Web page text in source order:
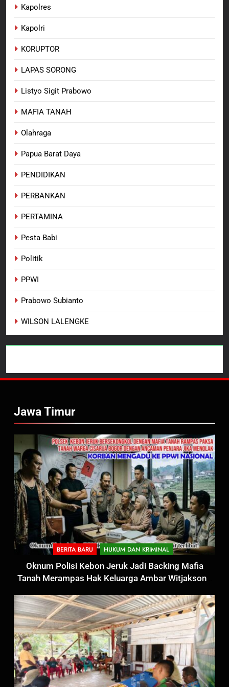
Kapolres
Kapolri
KORUPTOR
LAPAS SORONG
Listyo Sigit Prabowo
MAFIA TANAH
Olahraga
Papua Barat Daya
PENDIDIKAN
PERBANKAN
PERTAMINA
Pesta Babi
Politik
PPWI
Prabowo Subianto
WILSON LALENGKE
Jawa Timur
BERITA BARU HUKUM DAN KRIMINAL
Oknum Polisi Kebon Jeruk Jadi Backing Mafia
Tanah Merampas Hak Keluarga Ambar Witjaksono